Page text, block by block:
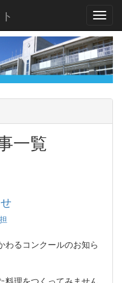
一覧
わるコンクールのお知ら